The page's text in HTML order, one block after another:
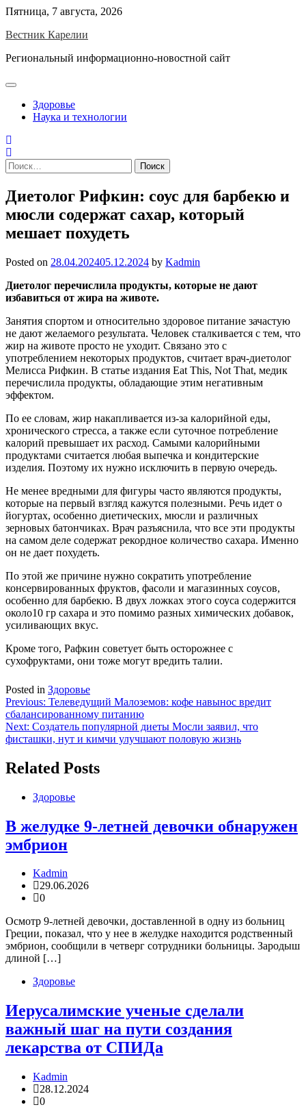
Skip
content
Пятница, 7 августа, 2026
Вестник Карелии
Региональный информационно-новостной сайт
Здоровье
Наука и технологии
Найти:
Диетолог Рифкин: соус для барбекю и
мюсли содержат сахар, который
мешает похудеть
Posted on 28.04.202405.12.2024 by Kadmin
Диетолог перечислила продукты, которые не дают
избавиться от жира на животе.
Занятия спортом и относительно здоровое питание зачастую
не дают желаемого результата. Человек сталкивается с тем, что
жир на животе просто не уходит. Связано это с
употреблением некоторых продуктов, считает врач-диетолог
Мелисса Рифкин. В статье издания Eat This, Not That, медик
перечислила продукты, обладающие этим негативным
эффектом.
По ее словам, жир накапливается из-за калорийной еды,
хронического стресса, а также если суточное потребление
калорий превышает их расход. Самыми калорийными
продуктами считается любая выпечка и кондитерские
изделия. Поэтому их нужно исключить в первую очередь.
Не менее вредными для фигуры часто являются продукты,
которые на первый взгляд кажутся полезными. Речь идет о
йогуртах, особенно диетических, мюсли и различных
зерновых батончиках. Врач разъяснила, что все эти продукты
на самом деле содержат рекордное количество сахара. Именно
он не дает похудеть.
По этой же причине нужно сократить употребление
консервированных фруктов, фасоли и магазинных соусов,
особенно для барбекю. В двух ложках этого соуса содержится
около10 гр сахара и это помимо разных химических добавок,
усиливающих вкус.
Кроме того, Рафкин советует быть осторожнее с
сухофруктами, они тоже могут вредить талии.
Posted in Здоровье
Навигация
по
записям
Previous: Телеведущий Малоземов: кофе навынос вредит
сбалансированному питанию
Next: Создатель популярной диеты Мосли заявил, что
фисташки, нут и кимчи улучшают половую жизнь
Related Posts
Здоровье
В желудке 9-летней девочки обнаружен
эмбрион
Kadmin
29.06.2026
0
Осмотр 9-летней девочки, доставленной в одну из больниц
Греции, показал, что у нее в желудке находится родственный
эмбрион, сообщили в четверг сотрудники больницы. Зародыш
длиной […]
Здоровье
Иерусалимские ученые сделали
важный шаг на пути создания
лекарства от СПИДа
Kadmin
28.12.2024
0